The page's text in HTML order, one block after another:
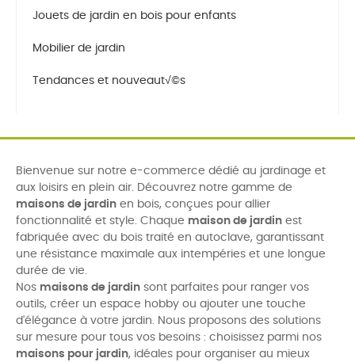
Jouets de jardin en bois pour enfants
Mobilier de jardin
Tendances et nouveaut√©s
Bienvenue sur notre e-commerce dédié au jardinage et
aux loisirs en plein air. Découvrez notre gamme de
maisons de jardin en bois, conçues pour allier
fonctionnalité et style. Chaque maison de jardin est
fabriquée avec du bois traité en autoclave, garantissant
une résistance maximale aux intempéries et une longue
durée de vie.
Nos maisons de jardin sont parfaites pour ranger vos
outils, créer un espace hobby ou ajouter une touche
d'élégance à votre jardin. Nous proposons des solutions
sur mesure pour tous vos besoins : choisissez parmi nos
maisons pour jardin, idéales pour organiser au mieux